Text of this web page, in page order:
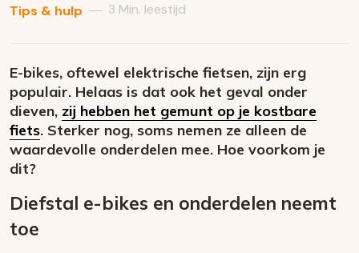
Tips & hulp — 3 Min. leestijd
E-bikes, oftewel elektrische fietsen, zijn erg
populair. Helaas is dat ook het geval onder
dieven, zij hebben het gemunt op je kostbare
fiets. Sterker nog, soms nemen ze alleen de
waardevolle onderdelen mee. Hoe voorkom je
dit?
Diefstal e-bikes en onderdelen neemt
toe